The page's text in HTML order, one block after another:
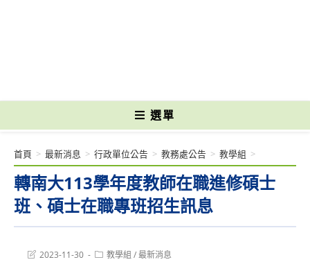
選單
轉南大113學年度教師在職進修碩士
班、碩士在職專班招生訊息
首頁 > 最新消息 > 行政單位公告 > 教務處公告 > 教學組 >
Post2023-11-30
Post教學組 /最新消息